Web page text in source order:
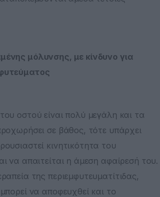
μόλυνσης, με κίνδυνο για
οστού είναι πολύ μεγάλη και τα
σε βάθος, τότε υπάρχει
κινητικότητα του
να απαιτείται η άμεση αφαίρεσή του.
της περιεμφυτευματίτιδας,
να αποφευχθεί και το